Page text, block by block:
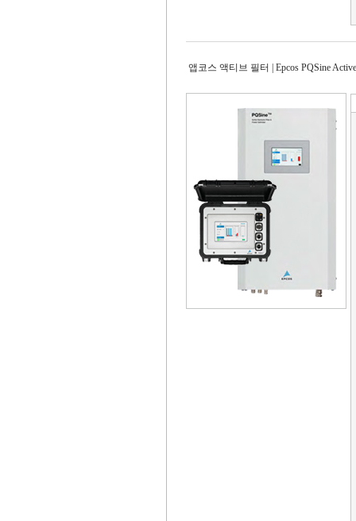
앱코스 액티브 필터 | Epcos PQSine